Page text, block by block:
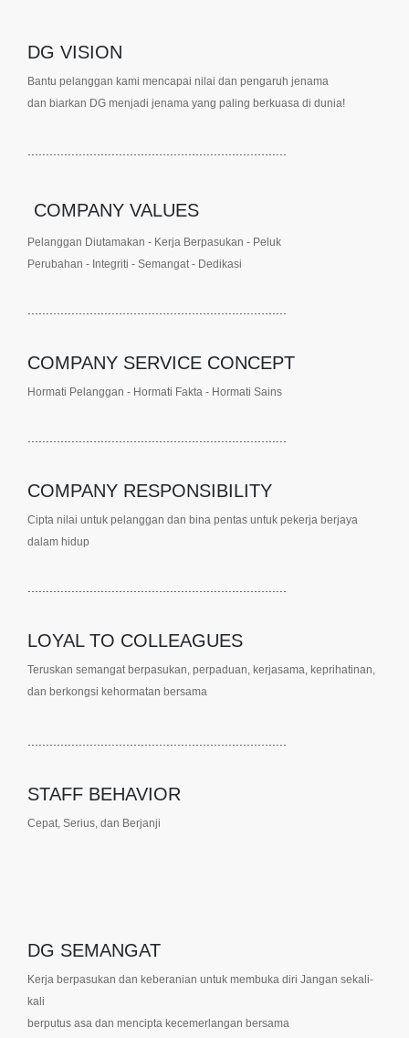
DG VISION
Bantu pelanggan kami mencapai nilai dan pengaruh jenama
dan biarkan DG menjadi jenama yang paling berkuasa di dunia!
COMPANY VALUES
Pelanggan Diutamakan - Kerja Berpasukan - Peluk
Perubahan - Integriti - Semangat - Dedikasi
COMPANY SERVICE CONCEPT
Hormati Pelanggan - Hormati Fakta - Hormati Sains
COMPANY RESPONSIBILITY
Cipta nilai untuk pelanggan dan bina pentas untuk pekerja berjaya
dalam hidup
LOYAL TO COLLEAGUES
Teruskan semangat berpasukan, perpaduan, kerjasama, keprihatinan,
dan berkongsi kehormatan bersama
STAFF BEHAVIOR
Cepat, Serius, dan Berjanji
DG SEMANGAT
Kerja berpasukan dan keberanian untuk membuka diri Jangan sekali-
kali
berputus asa dan mencipta kecemerlangan bersama